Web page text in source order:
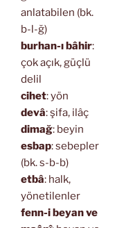
anlatabilen (bk.
b-l-ğ)
burhan-ı bâhir:
çok açık, güçlü
delil
cihet: yön
devâ: şifa, ilâç
dimağ: beyin
esbap: sebepler
(bk. s-b-b)
etbâ: halk,
yönetilenler
fenn-i beyan ve